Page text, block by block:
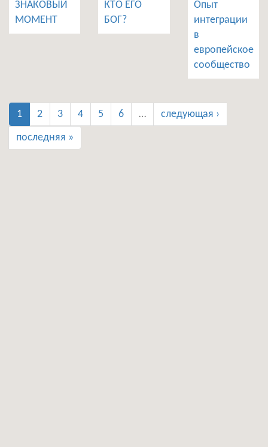
ЗНАКОВЫЙ
МОМЕНТ
КТО ЕГО
БОГ?
Опыт
интеграции
в
европейское
сообщество
1 2 3 4 5 6 … следующая ›
последняя »